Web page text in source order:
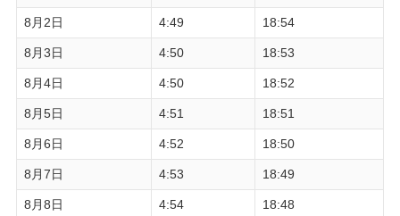
8月2日 4:49 18:54
8月3日 4:50 18:53
8月4日 4:50 18:52
8月5日 4:51 18:51
8月6日 4:52 18:50
8月7日 4:53 18:49
8月8日 4:54 18:48